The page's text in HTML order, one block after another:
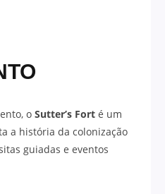
o Sutter’s Fort é um
a história da colonização
guiadas e eventos